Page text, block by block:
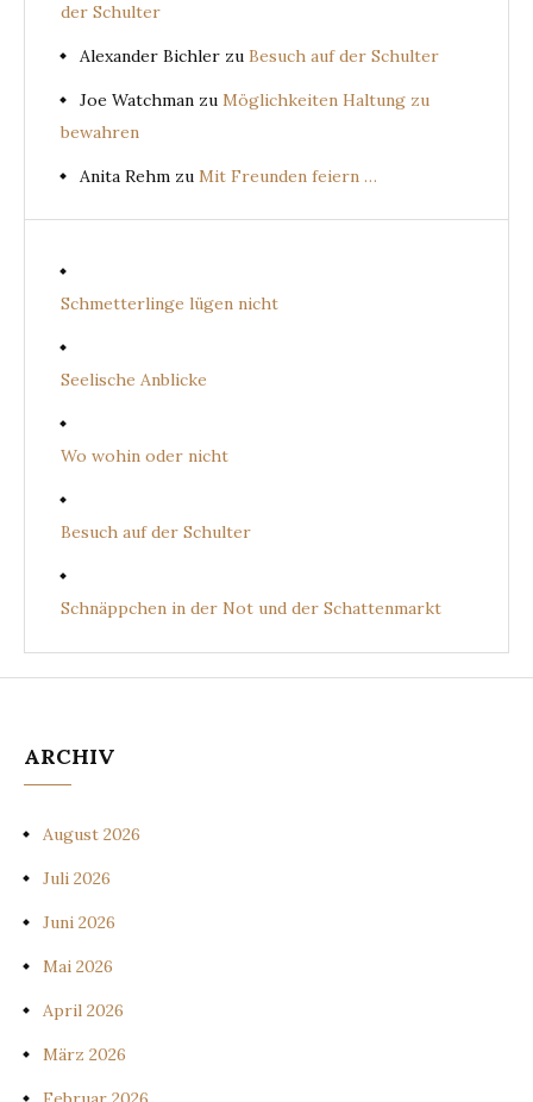
der Schulter
Alexander Bichler zu Besuch auf der Schulter
Joe Watchman zu Möglichkeiten Haltung zu
bewahren
Anita Rehm zu Mit Freunden feiern …
Schmetterlinge lügen nicht
Seelische Anblicke
Wo wohin oder nicht
Besuch auf der Schulter
Schnäppchen in der Not und der Schattenmarkt
ARCHIV
August 2026
Juli 2026
Juni 2026
Mai 2026
April 2026
März 2026